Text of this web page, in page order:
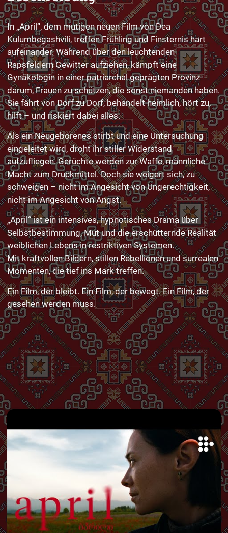
In „April“, dem mutigen neuen Film von Dea
Kulumbegashvili, treffen Frühling und Finsternis hart
aufeinander. Während über den leuchtenden
Rapsfeldern Gewitter aufziehen, kämpft eine
Gynäkologin in einer patriarchal geprägten Provinz
darum, Frauen zu schützen, die sonst niemanden haben.
Sie fährt von Dorf zu Dorf, behandelt heimlich, hört zu,
hilft – und riskiert dabei alles.
Als ein Neugeborenes stirbt und eine Untersuchung
eingeleitet wird, droht ihr stiller Widerstand
aufzufliegen. Gerüchte werden zur Waffe, männliche
Macht zum Druckmittel. Doch sie weigert sich, zu
schweigen – nicht im Angesicht von Ungerechtigkeit,
nicht im Angesicht von Angst.
„April“ ist ein intensives, hypnotisches Drama über
Selbstbestimmung, Mut und die erschütternde Realität
weiblichen Lebens in restriktiven Systemen.
Mit kraftvollen Bildern, stillen Rebellionen und surrealen
Momenten, die tief ins Mark treffen.
Ein Film, der bleibt. Ein Film, der bewegt. Ein Film, der
gesehen werden muss.